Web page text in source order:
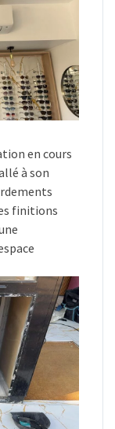
en cours
à son
finitions